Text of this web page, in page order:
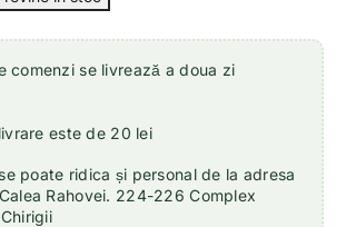
comenzi se livrează a doua zi
este de 20 lei
poate ridica și personal de la adresa
Rahovei. 224-226 Complex